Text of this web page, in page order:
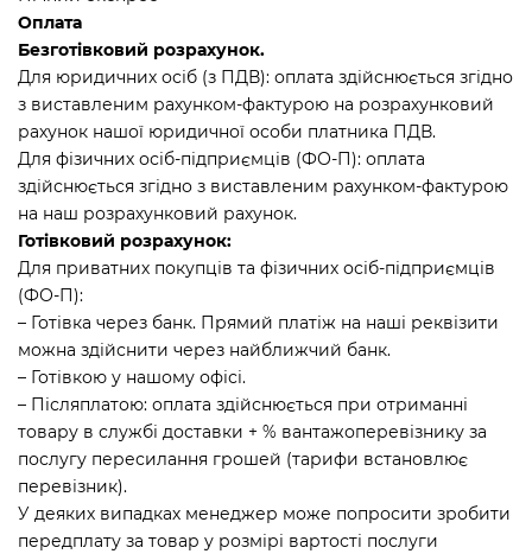
Оплата
Безготівковий розрахунок.
Для юридичних осіб (з ПДВ): оплата здійснюється згідно
з виставленим рахунком-фактурою на розрахунковий
рахунок нашої юридичної особи платника ПДВ.
Для фізичних осіб-підприємців (ФО-П): оплата
здійснюється згідно з виставленим рахунком-фактурою
на наш розрахунковий рахунок.
Готівковий розрахунок:
Для приватних покупців та фізичних осіб-підприємців
(ФО-П):
– Готівка через банк. Прямий платіж на наші реквізити
можна здійснити через найближчий банк.
– Готівкою у нашому офісі.
– Післяплатою: оплата здійснюється при отриманні
товару в службі доставки + % вантажоперевізнику за
послугу пересилання грошей (тарифи встановлює
перевізник).
У деяких випадках менеджер може попросити зробити
передплату за товар у розмірі вартості послуги